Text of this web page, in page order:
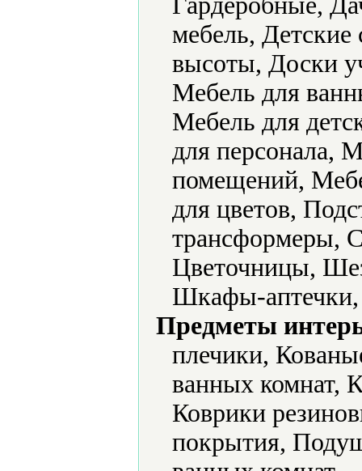
мебель, Детские
высоты, Доски
Мебель для
Мебель для
для персонала,
помещений,
для цветов,
трансформеры,
Цветочницы,
Шкафы-
Предметы
плечики,
ванных комнат,
Коврики
покрытия,